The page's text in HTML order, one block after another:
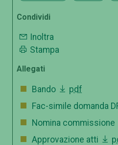
Condividi
Inoltra
Stampa
Allegati
Bando
pdf
Fac-simile domanda
Nomina commissione
Approvazione atti